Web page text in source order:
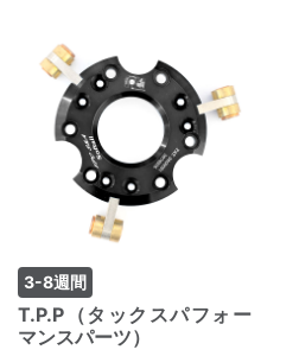
3-8週間
T.P.P（タックスパフォー
マンスパーツ）